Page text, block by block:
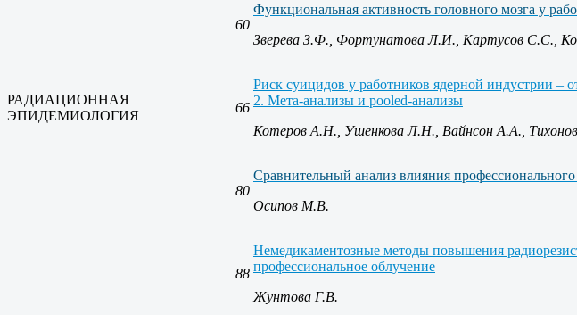
60
Функциональная активность головного мозга у
Зверева З.Ф., Фортунатова Л.И., Картусов С.С.,
РАДИАЦИОННАЯ
ЭПИДЕМИОЛОГИЯ
66
Риск суицидов у работников ядерной индустрии
2. Мета-анализы и pooled-анализы
Котеров А.Н., Ушенкова Л.Н., Вайнсон А.А.,
80
Сравнительный анализ влияния
Осипов М.В.
88
Немедикаментозные методы повышения
профессиональное облучение
Жунтова Г.В.